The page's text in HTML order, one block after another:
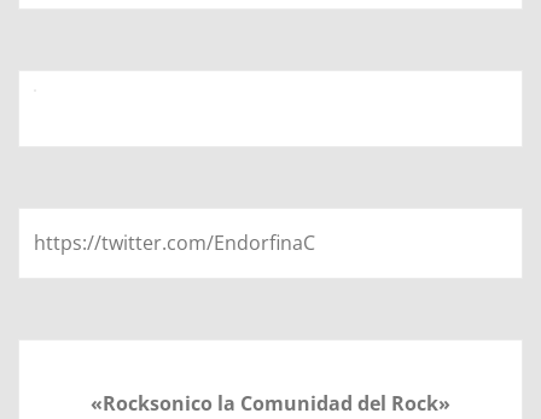
https://twitter.com/EndorfinaC
«Rocksonico la Comunidad del Rock»